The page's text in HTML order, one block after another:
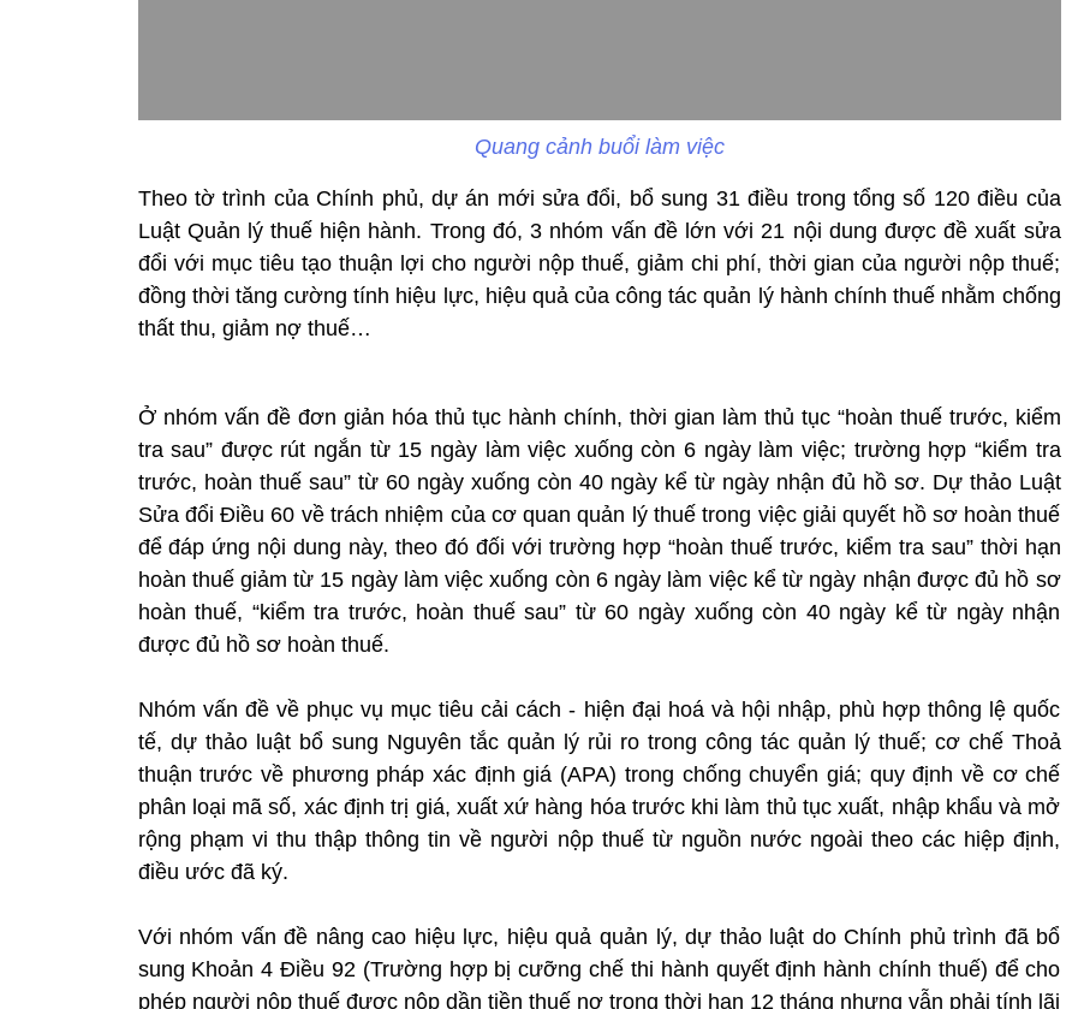
Quang cảnh buổi làm việc
Theo tờ trình của Chính phủ, dự án mới sửa đổi, bổ sung 31 điều trong tổng số 120 điều của
Luật Quản lý thuế hiện hành. Trong đó, 3 nhóm vấn đề lớn với 21 nội dung được đề xuất sửa
đổi với mục tiêu tạo thuận lợi cho người nộp thuế, giảm chi phí, thời gian của người nộp thuế;
đồng thời tăng cường tính hiệu lực, hiệu quả của công tác quản lý hành chính thuế nhằm chống
thất thu, giảm nợ thuế…
Ở nhóm vấn đề đơn giản hóa thủ tục hành chính, thời gian làm thủ tục “hoàn thuế trước, kiểm
tra sau” được rút ngắn từ 15 ngày làm việc xuống còn 6 ngày làm việc; trường hợp “kiểm tra
trước, hoàn thuế sau” từ 60 ngày xuống còn 40 ngày kể từ ngày nhận đủ hồ sơ. Dự thảo Luật
Sửa đổi Điều 60 về trách nhiệm của cơ quan quản lý thuế trong việc giải quyết hồ sơ hoàn thuế
để đáp ứng nội dung này, theo đó đối với trường hợp “hoàn thuế trước, kiểm tra sau” thời hạn
hoàn thuế giảm từ 15 ngày làm việc xuống còn 6 ngày làm việc kể từ ngày nhận được đủ hồ sơ
hoàn thuế, “kiểm tra trước, hoàn thuế sau” từ 60 ngày xuống còn 40 ngày kể từ ngày nhận
được đủ hồ sơ hoàn thuế.
Nhóm vấn đề về phục vụ mục tiêu cải cách - hiện đại hoá và hội nhập, phù hợp thông lệ quốc
tế, dự thảo luật bổ sung Nguyên tắc quản lý rủi ro trong công tác quản lý thuế; cơ chế Thoả
thuận trước về phương pháp xác định giá (APA) trong chống chuyển giá; quy định về cơ chế
phân loại mã số, xác định trị giá, xuất xứ hàng hóa trước khi làm thủ tục xuất, nhập khẩu và mở
rộng phạm vi thu thập thông tin về người nộp thuế từ nguồn nước ngoài theo các hiệp định,
điều ước đã ký.
Với nhóm vấn đề nâng cao hiệu lực, hiệu quả quản lý, dự thảo luật do Chính phủ trình đã bổ
sung Khoản 4 Điều 92 (Trường hợp bị cưỡng chế thi hành quyết định hành chính thuế) để cho
phép người nộp thuế được nộp dần tiền thuế nợ trong thời hạn 12 tháng nhưng vẫn phải tính lãi